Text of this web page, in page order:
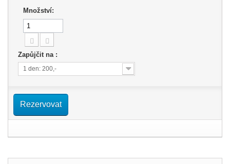
Množství:
Zapůjčit na :
1 den: 200,-
Rezervovat